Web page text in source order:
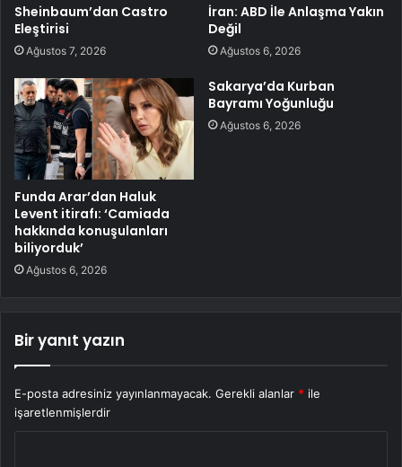
Sheinbaum’dan Castro
Eleştirisi
Ağustos 7, 2026
İran: ABD İle Anlaşma Yakın
Değil
Ağustos 6, 2026
Funda Arar’dan Haluk
Levent itirafı: ‘Camiada
hakkında konuşulanları
biliyorduk’
Ağustos 6, 2026
Sakarya’da Kurban
Bayramı Yoğunluğu
Ağustos 6, 2026
Bir yanıt yazın
E-posta adresiniz yayınlanmayacak. Gerekli alanlar * ile
işaretlenmişlerdir